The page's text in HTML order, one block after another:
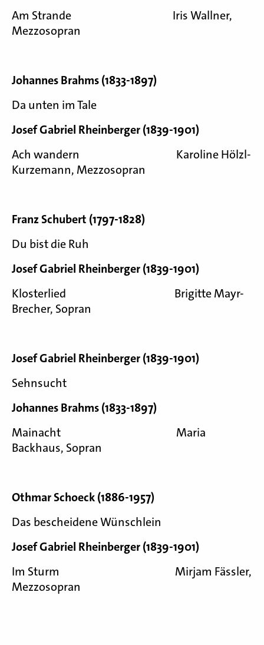
Am Strande Iris Wallner,
Mezzosopran
Johannes Brahms (1833-1897)
Da unten im Tale
Josef Gabriel Rheinberger (1839-1901)
Ach wandern Karoline Hölzl-
Kurzemann, Mezzosopran
Franz Schubert (1797-1828)
Du bist die Ruh
Josef Gabriel Rheinberger (1839-1901)
Klosterlied Brigitte Mayr-
Brecher, Sopran
Josef Gabriel Rheinberger (1839-1901)
Sehnsucht
Johannes Brahms (1833-1897)
Mainacht Maria
Backhaus, Sopran
Othmar Schoeck (1886-1957)
Das bescheidene Wünschlein
Josef Gabriel Rheinberger (1839-1901)
Im Sturm Mirjam Fässler,
Mezzosopran